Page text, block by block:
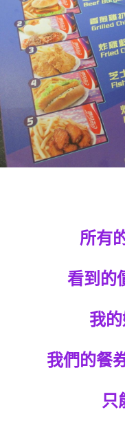
所有
看到的
我
我們的餐
只